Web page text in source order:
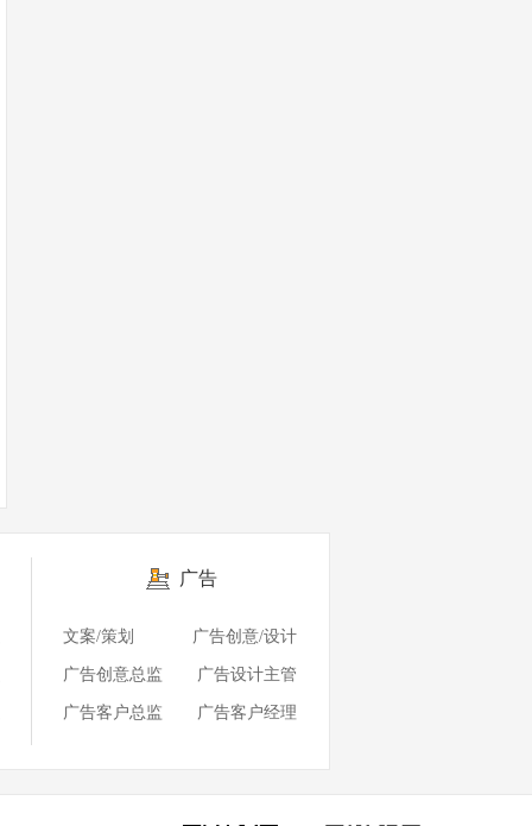
广告
文案/策划 广告创意/设计
广告创意总监 广告设计主管
广告客户总监 广告客户经理